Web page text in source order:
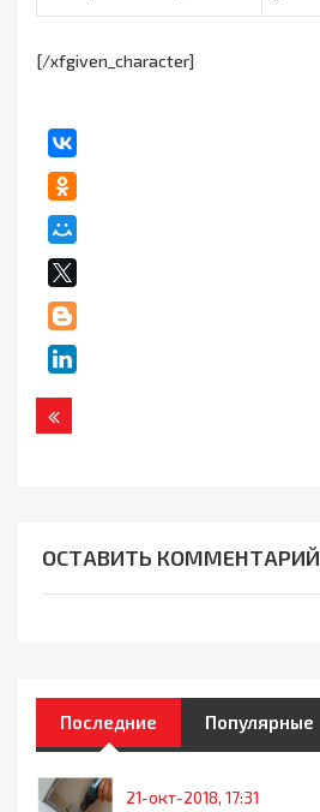
[/xfgiven_character]
ОСТАВИТЬ КОММЕНТАРИЙ
Последние Популярные
21-окт-2018, 17:31